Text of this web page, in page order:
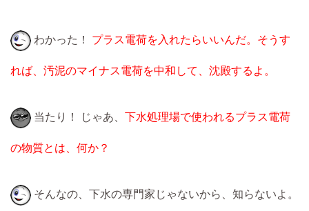
わかった！ プラス電荷を入れたらいいんだ。そうす
れば、汚泥のマイナス電荷を中和して、沈殿するよ。
当たり！ じゃあ、 下水処理場で使われるプラス電荷
の物質とは、何か？
そんなの、下水の専門家じゃないから、知らないよ。